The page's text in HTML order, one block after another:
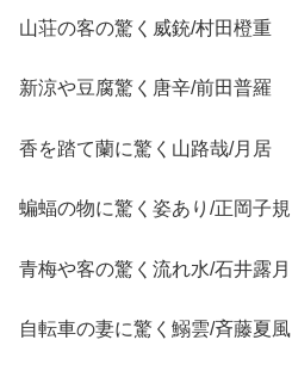
山荘の客の驚く威銃/村田橙重
新涼や豆腐驚く唐辛/前田普羅
香を踏て蘭に驚く山路哉/月居
蝙蝠の物に驚く姿あり/正岡子規
青梅や客の驚く流れ水/石井露月
自転車の妻に驚く鰯雲/斉藤夏風